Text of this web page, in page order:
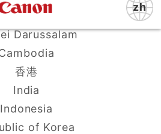
zh
Bhutan
Darussalam
香港
India
Indonesia
of Korea